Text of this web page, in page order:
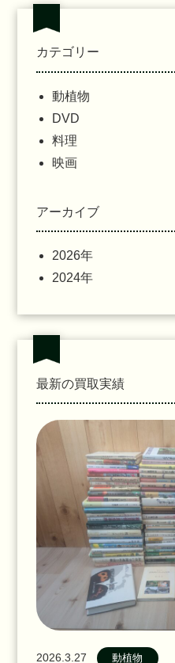
カテゴリー
動植物
DVD
料理
映画
アーカイブ
2026年
2024年
最新の買取実績
2026.3.27 動植物